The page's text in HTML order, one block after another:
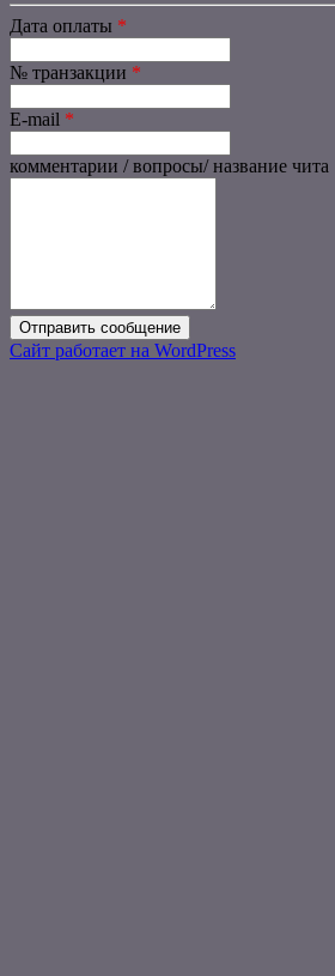
Дата оплаты *
№ транзакции *
E-mail *
комментарии / вопросы/ название чита
Сайт работает на WordPress